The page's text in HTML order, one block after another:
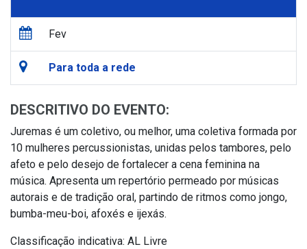
Fev
Para toda a rede
DESCRITIVO DO EVENTO:
Juremas é um coletivo, ou melhor, uma coletiva formada por
10 mulheres percussionistas, unidas pelos tambores, pelo
afeto e pelo desejo de fortalecer a cena feminina na
música. Apresenta um repertório permeado por músicas
autorais e de tradição oral, partindo de ritmos como jongo,
bumba-meu-boi, afoxés e ijexás.
Classificação indicativa: AL Livre